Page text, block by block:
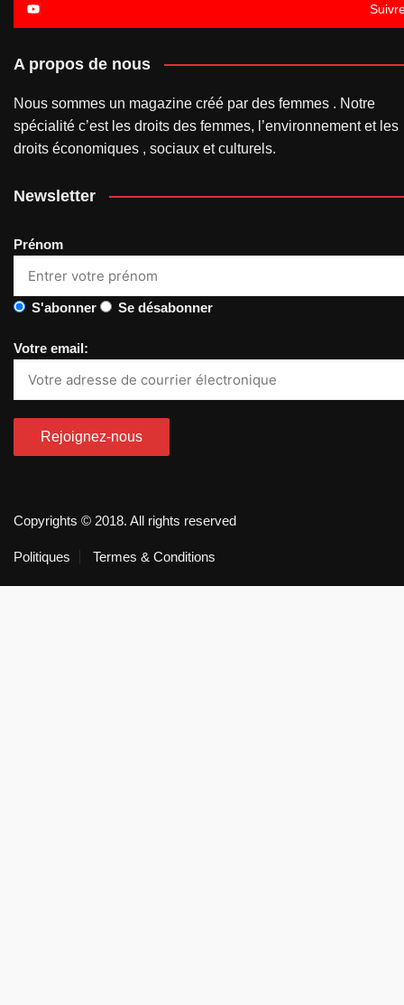
A propos de nous
Nous sommes un magazine créé par des femmes . Notre
spécialité c’est les droits des femmes, l’environnement et les
droits économiques , sociaux et culturels.
Newsletter
Prénom
S'abonner Se désabonner
Votre email:
Copyrights © 2018. All rights reserved
Politiques Termes & Conditions